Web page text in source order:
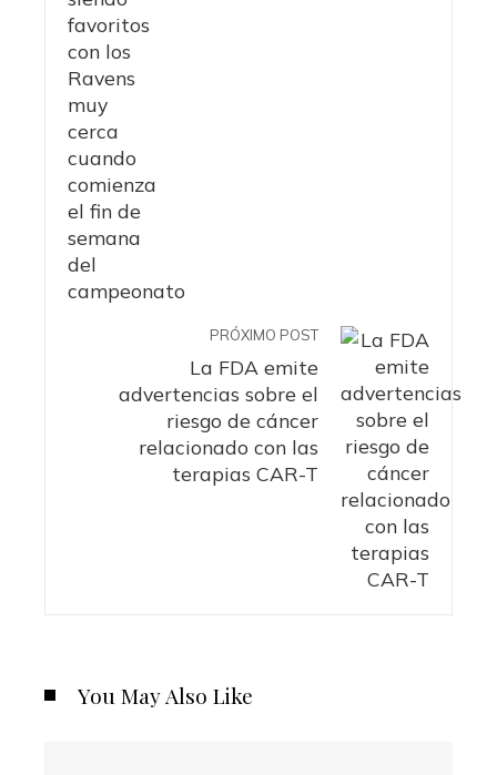
PRÓXIMO POST
La FDA emite
advertencias sobre el
riesgo de cáncer
relacionado con las
terapias CAR-T
You May Also Like